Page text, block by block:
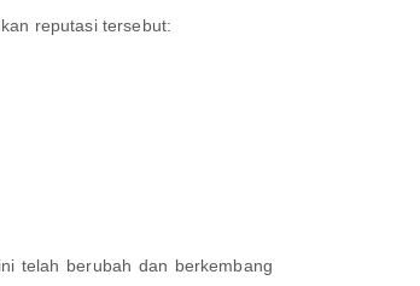
reputasi tersebut:
telah berubah dan berkembang